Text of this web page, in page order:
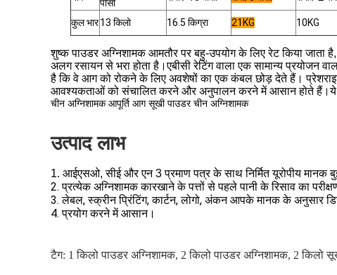
पीसी
कुल भार13 किलो 16.5 किग्रा 21KG 10KG
शुष्क पाउडर अग्निशामक आमतौर पर बहु-उपयोग के लिए रेट किया
अलग रसायन से भरा होता है।एबीसी रेटिंग वाला एक सामान्य प्रयोजन
है कि वे आग को रोकने के लिए अवशेषों का एक कंबल छोड़ देते हैं।
आवश्यकताओं को संचालित करने और अनुपालन करने में आसान होते हैं।ये
चीन अग्निशामक आपूर्ति आग सूखी पाउडर चीन अग्निशामक
उत्पाद लाभ
1. आईएसओ, सीई और एन 3 प्रमाण पत्र के साथ निर्मित यूरोपीय मानक
2. प्रत्येक अग्निशामक कारखाने के पत्तों से पहले पानी के रिसाव का
3. लेबल, स्क्रीन प्रिंटिंग, कार्टन, लोगो, अंकन आपके मानक के अनुसार
4. प्रयोग करने में आसान।
टैग: 1 किलो पाउडर अग्निशामक, 2 किलो पाउडर अग्निशामक, 2 किलो